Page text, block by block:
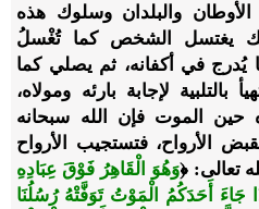
والبلدان وسلوك هذه
ذلك يغتسل الشخص كما تُغْسلُ
يُدرج في أكفانه، ثم يصلي كما
لإجابة بارئه ومولاه،
حين الموت فإن الله سبحانه
الأرواح، فتستجيب الأرواح
تعالى: ﴿وَهُوَ الْقَاهِرُ فَوْقَ عِبَادِهِ
أَحَدَكُمُ الْمَوْتُ تَوَفَّتْهُ رُسُلُنَا